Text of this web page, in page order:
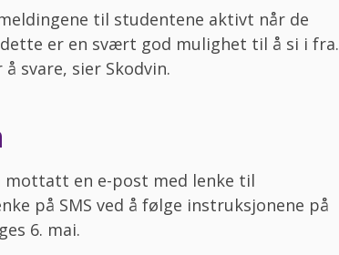
til studentene aktivt når de
er en svært god mulighet til å si i fra.
svare, sier Skodvin.
mottatt en e-post med lenke til
på SMS ved å følge instruksjonene på
6. mai.